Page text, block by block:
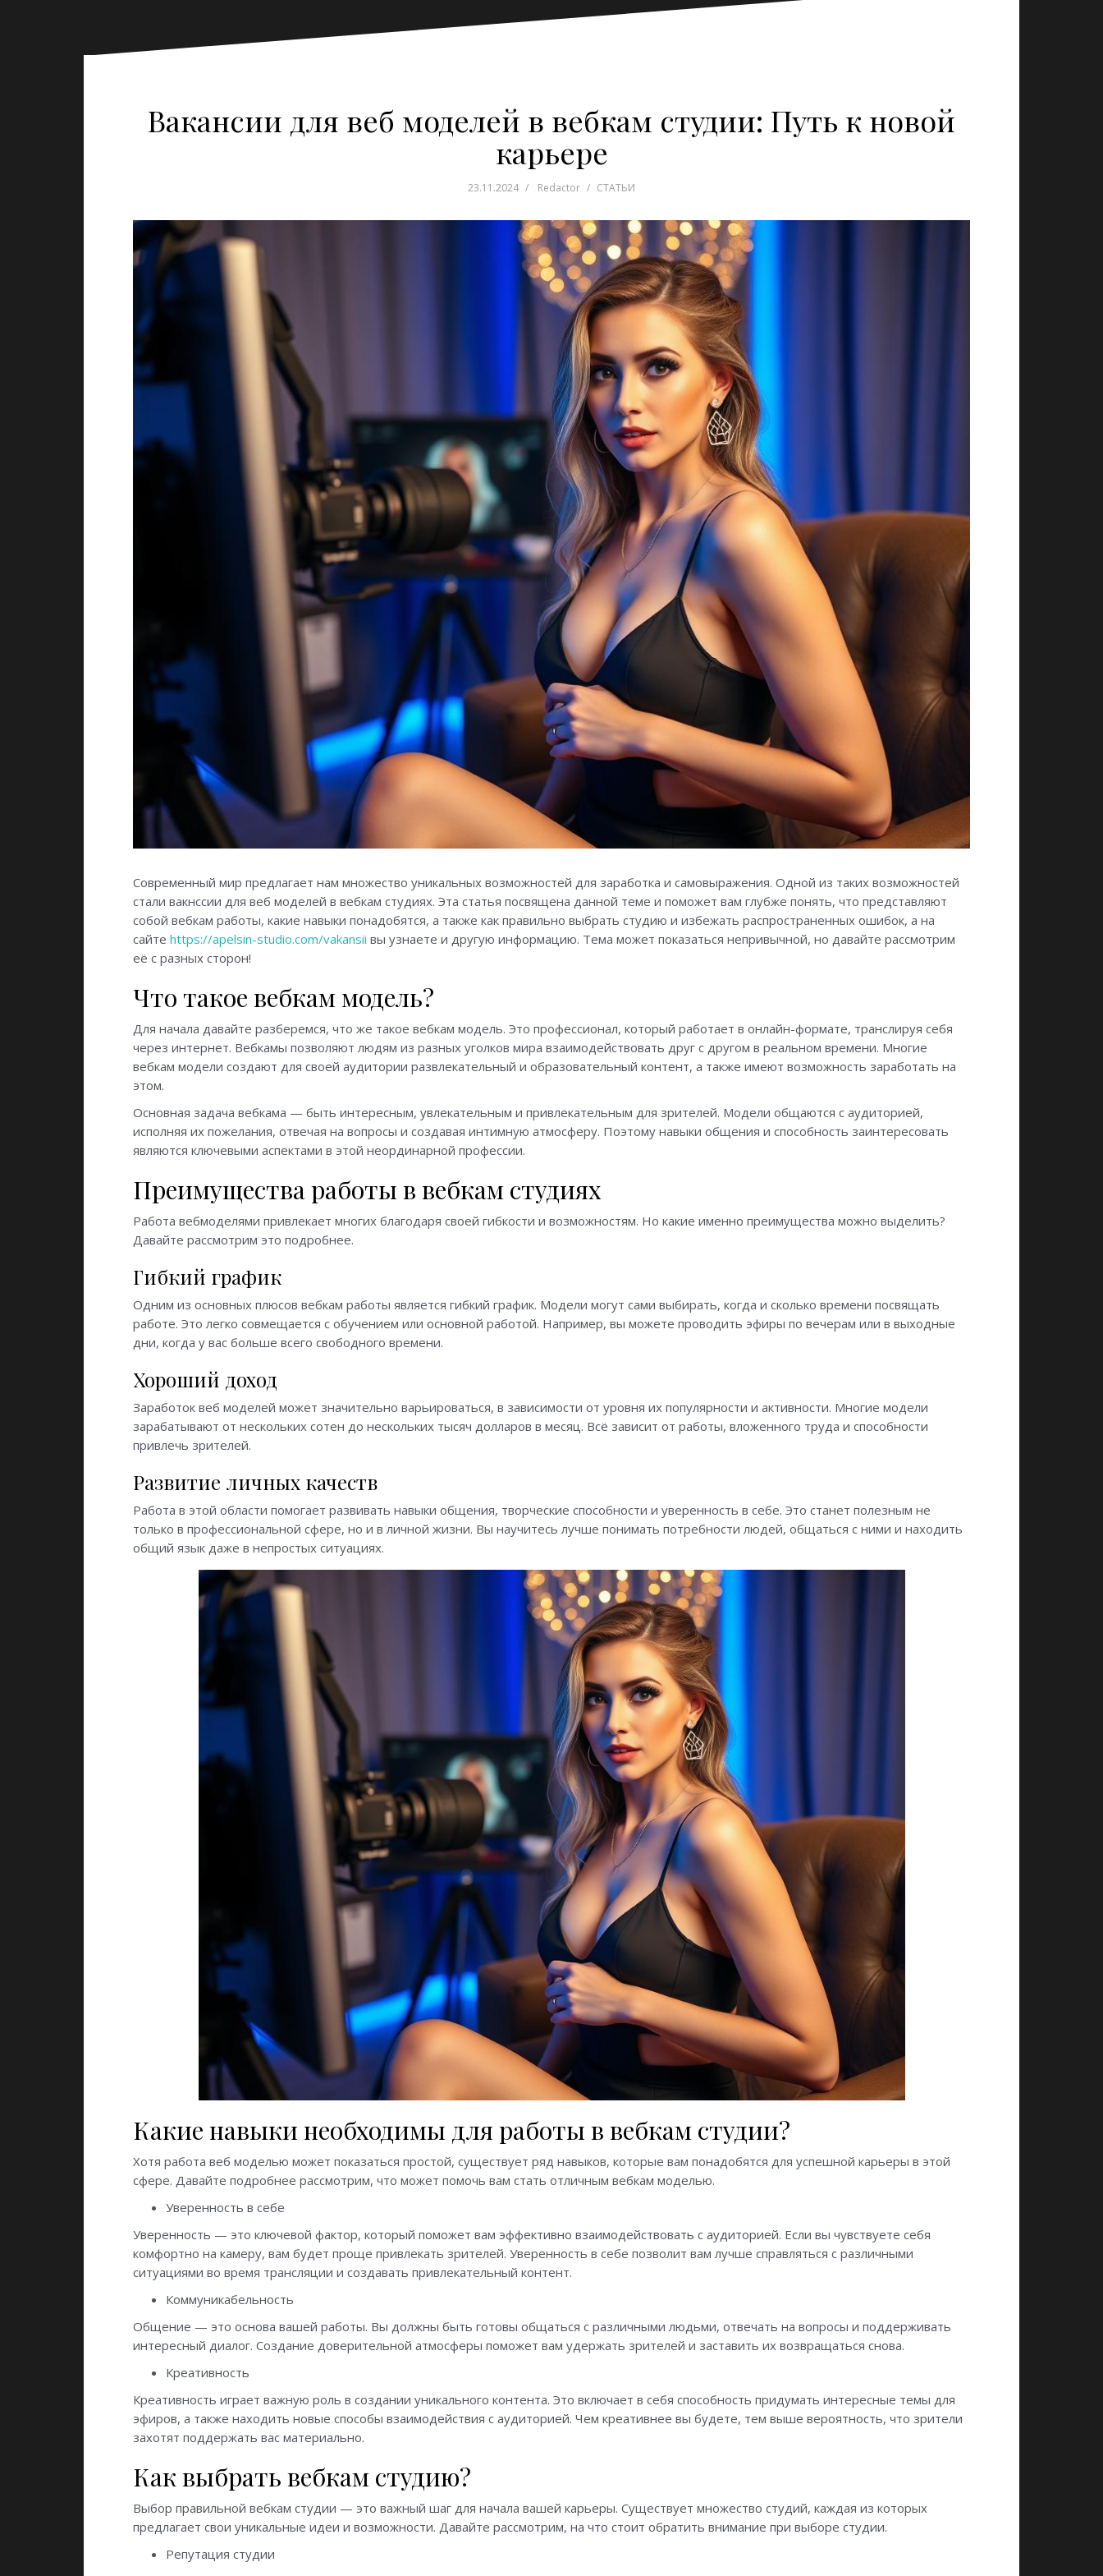
Вакансии для веб моделей в вебкам студии: Путь к новой
карьере
23.11.2024 Redactor СТАТЬИ
Современный мир предлагает нам множество уникальных возможностей для заработка и самовыражения. Одной из таких возможностей
стали вакнссии для веб моделей в вебкам студиях. Эта статья посвящена данной теме и поможет вам глубже понять, что представляют
собой вебкам работы, какие навыки понадобятся, а также как правильно выбрать студию и избежать распространенных ошибок, а на
сайте https://apelsin-studio.com/vakansii вы узнаете и другую информацию. Тема может показаться непривычной, но давайте рассмотрим
её с разных сторон!
Что такое вебкам модель?
Для начала давайте разберемся, что же такое вебкам модель. Это профессионал, который работает в онлайн-формате, транслируя себя
через интернет. Вебкамы позволяют людям из разных уголков мира взаимодействовать друг с другом в реальном времени. Многие
вебкам модели создают для своей аудитории развлекательный и образовательный контент, а также имеют возможность заработать на
этом.
Основная задача вебкама — быть интересным, увлекательным и привлекательным для зрителей. Модели общаются с аудиторией,
исполняя их пожелания, отвечая на вопросы и создавая интимную атмосферу. Поэтому навыки общения и способность заинтересовать
являются ключевыми аспектами в этой неординарной профессии.
Преимущества работы в вебкам студиях
Работа вебмоделями привлекает многих благодаря своей гибкости и возможностям. Но какие именно преимущества можно выделить?
Давайте рассмотрим это подробнее.
Гибкий график
Одним из основных плюсов вебкам работы является гибкий график. Модели могут сами выбирать, когда и сколько времени посвящать
работе. Это легко совмещается с обучением или основной работой. Например, вы можете проводить эфиры по вечерам или в выходные
дни, когда у вас больше всего свободного времени.
Хороший доход
Заработок веб моделей может значительно варьироваться, в зависимости от уровня их популярности и активности. Многие модели
зарабатывают от нескольких сотен до нескольких тысяч долларов в месяц. Всё зависит от работы, вложенного труда и способности
привлечь зрителей.
Развитие личных качеств
Работа в этой области помогает развивать навыки общения, творческие способности и уверенность в себе. Это станет полезным не
только в профессиональной сфере, но и в личной жизни. Вы научитесь лучше понимать потребности людей, общаться с ними и находить
общий язык даже в непростых ситуациях.
Какие навыки необходимы для работы в вебкам студии?
Хотя работа веб моделью может показаться простой, существует ряд навыков, которые вам понадобятся для успешной карьеры в этой
сфере. Давайте подробнее рассмотрим, что может помочь вам стать отличным вебкам моделью.
Уверенность в себе
Уверенность — это ключевой фактор, который поможет вам эффективно взаимодействовать с аудиторией. Если вы чувствуете себя
комфортно на камеру, вам будет проще привлекать зрителей. Уверенность в себе позволит вам лучше справляться с различными
ситуациями во время трансляции и создавать привлекательный контент.
Коммуникабельность
Общение — это основа вашей работы. Вы должны быть готовы общаться с различными людьми, отвечать на вопросы и поддерживать
интересный диалог. Создание доверительной атмосферы поможет вам удержать зрителей и заставить их возвращаться снова.
Креативность
Креативность играет важную роль в создании уникального контента. Это включает в себя способность придумать интересные темы для
эфиров, а также находить новые способы взаимодействия с аудиторией. Чем креативнее вы будете, тем выше вероятность, что зрители
захотят поддержать вас материально.
Как выбрать вебкам студию?
Выбор правильной вебкам студии — это важный шаг для начала вашей карьеры. Существует множество студий, каждая из которых
предлагает свои уникальные идеи и возможности. Давайте рассмотрим, на что стоит обратить внимание при выборе студии.
Репутация студии